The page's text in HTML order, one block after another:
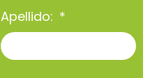
Apellido: